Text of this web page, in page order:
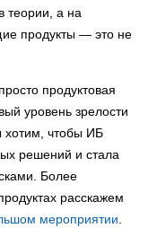
теории, а на
продукты — это не
продуктовая
уровень зрелости
чтобы ИБ
решений и стала
Более
расскажем
мероприятии.